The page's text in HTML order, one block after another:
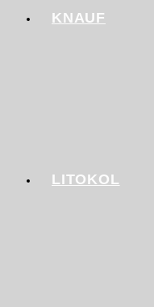
KNAUF
LITOKOL